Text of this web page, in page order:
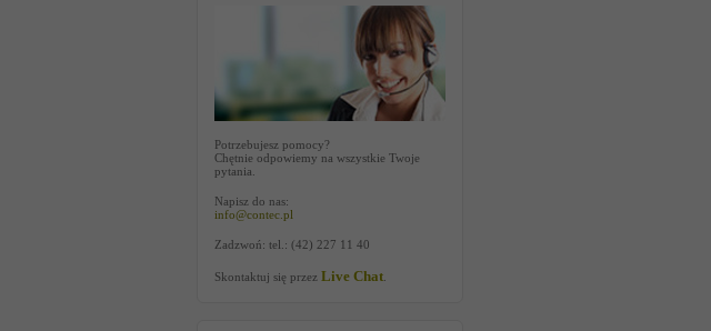
Potrzebujesz pomocy?
Chętnie odpowiemy na wszystkie Twoje
pytania.
Napisz do nas:
info@contec.pl
Zadzwoń: tel.: (42) 227 11 40
Skontaktuj się przez Live Chat